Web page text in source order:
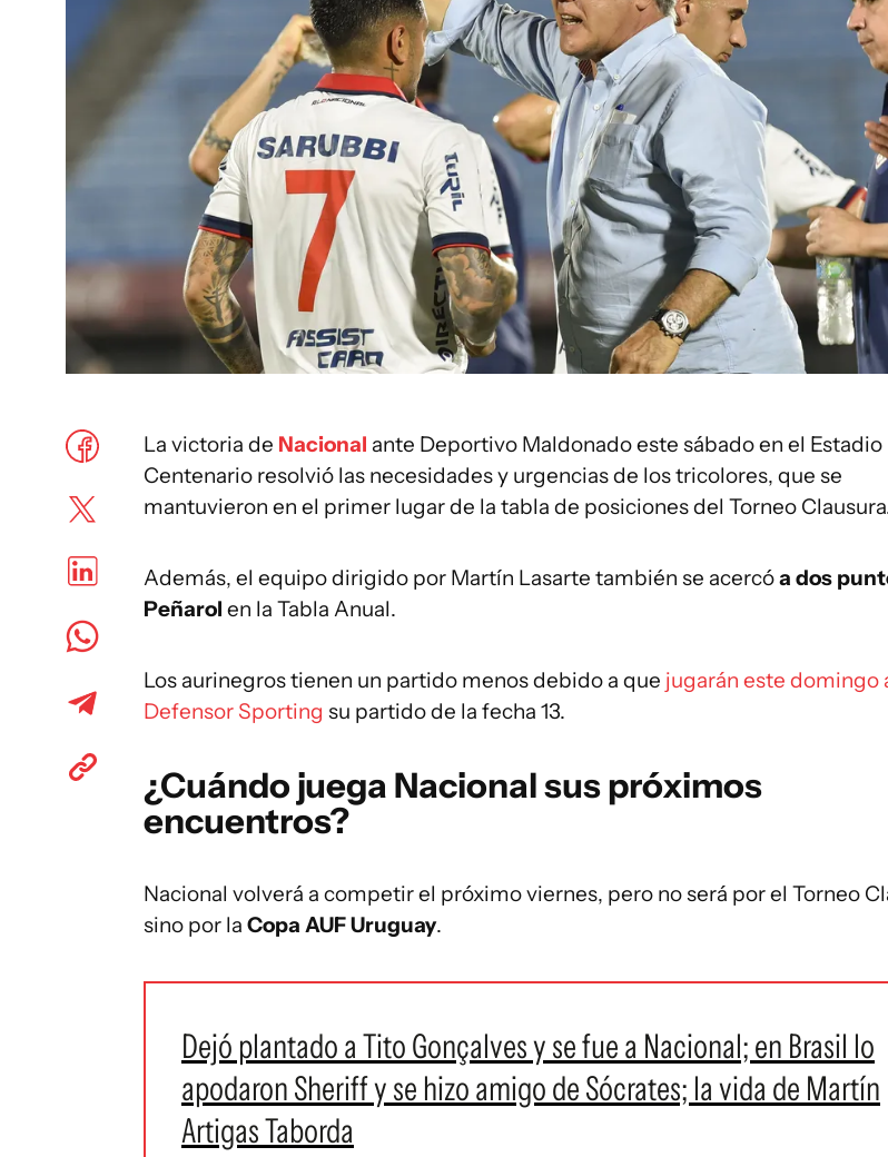
La victoria de Nacional ante Deportivo Maldonado este sábado en el Estadio
Centenario resolvió las necesidades y urgencias de los tricolores, que se
mantuvieron en el primer lugar de la tabla de posiciones del Torneo
Además, el equipo dirigido por Martín Lasarte también se acercóa dos
Peñarol en la Tabla Anual.
Los aurinegros tienen un partido menos debido a que jugarán este domingo
Defensor Sporting su partido de la fecha 13.
¿Cuándo juega Nacional sus próximos
encuentros?
Nacional volverá a competir el próximo viernes, pero no será por el Torneo
sino por la Copa AUF Uruguay.
Dejó plantado a Tito Gonçalves y se fue a Nacional; en Brasil lo
apodaron Sheriff y se hizo amigo de Sócrates; la vida de Martín
Artigas Taborda